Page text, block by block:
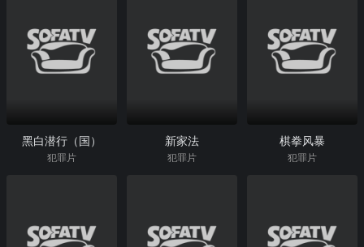
黑白潜行（国）
犯罪片
新家法
犯罪片
棋拳风暴
犯罪片